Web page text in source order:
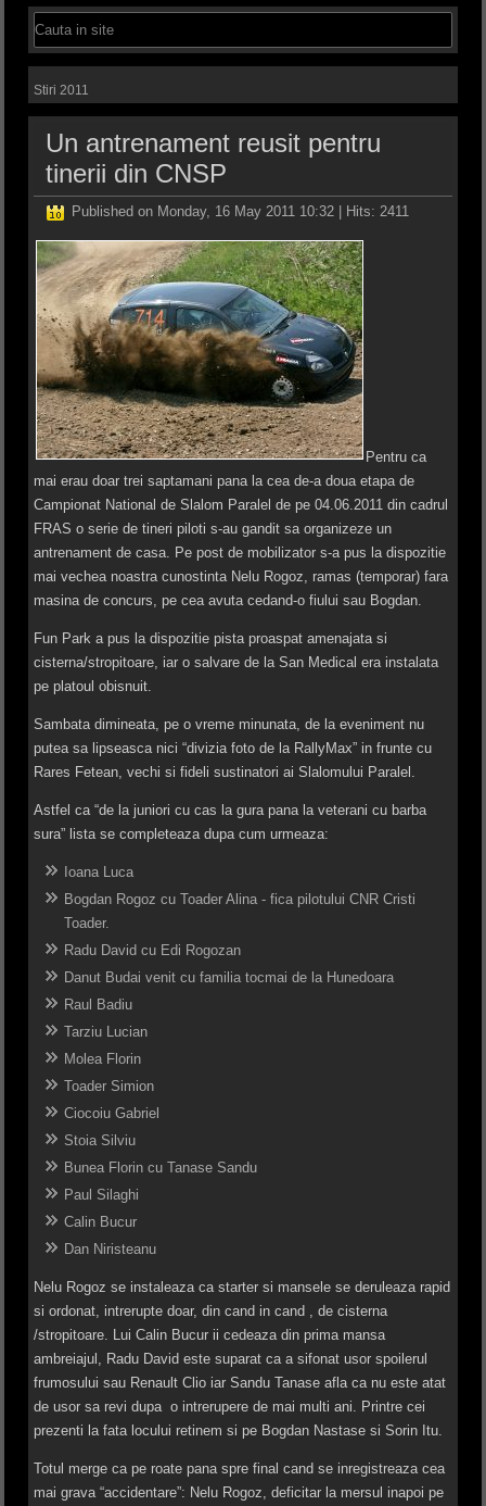
Stiri 2011
Un antrenament reusit pentru
tinerii din CNSP
Published on Monday, 16 May 2011 10:32 | Hits: 2411
Pentru ca
mai erau doar trei saptamani pana la cea de-a doua etapa de
Campionat National de Slalom Paralel de pe 04.06.2011 din cadrul
FRAS o serie de tineri piloti s-au gandit sa organizeze un
antrenament de casa. Pe post de mobilizator s-a pus la dispozitie
mai vechea noastra cunostinta Nelu Rogoz, ramas (temporar) fara
masina de concurs, pe cea avuta cedand-o fiului sau Bogdan.
Fun Park a pus la dispozitie pista proaspat amenajata si
cisterna/stropitoare, iar o salvare de la San Medical era instalata
pe platoul obisnuit.
Sambata dimineata, pe o vreme minunata, de la eveniment nu
putea sa lipseasca nici “divizia foto de la RallyMax” in frunte cu
Rares Fetean, vechi si fideli sustinatori ai Slalomului Paralel.
Astfel ca “de la juniori cu cas la gura pana la veterani cu barba
sura” lista se completeaza dupa cum urmeaza:
Ioana Luca
Bogdan Rogoz cu Toader Alina - fica pilotului CNR Cristi
Toader.
Radu David cu Edi Rogozan
Danut Budai venit cu familia tocmai de la Hunedoara
Raul Badiu
Tarziu Lucian
Molea Florin
Toader Simion
Ciocoiu Gabriel
Stoia Silviu
Bunea Florin cu Tanase Sandu
Paul Silaghi
Calin Bucur
Dan Niristeanu
Nelu Rogoz se instaleaza ca starter si mansele se deruleaza rapid
si ordonat, intrerupte doar, din cand in cand , de cisterna
/stropitoare. Lui Calin Bucur ii cedeaza din prima mansa
ambreiajul, Radu David este suparat ca a sifonat usor spoilerul
frumosului sau Renault Clio iar Sandu Tanase afla ca nu este atat
de usor sa revi dupa o intrerupere de mai multi ani. Printre cei
prezenti la fata locului retinem si pe Bogdan Nastase si Sorin Itu.
Totul merge ca pe roate pana spre final cand se inregistreaza cea
mai grava “accidentare”: Nelu Rogoz, deficitar la mersul inapoi pe